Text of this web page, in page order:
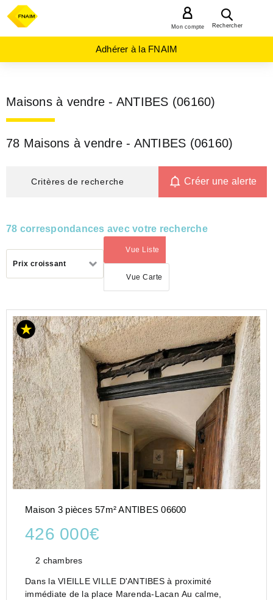
Rechercher
Mon compte
Adhérer à la FNAIM
Maisons à vendre - ANTIBES (06160)
78 Maisons à vendre - ANTIBES (06160)
Critères de recherche Créer une alerte
78 correspondances avec votre recherche
Prix croissant
Vue Liste
(activé)
Vue Carte
ACHAT
MAISON
PROVENCE-
ALPES-
COTE-D-
AZUR
ALPES-
MARITIMES
(06)
ANTIBES
(06160)
Maison 3 pièces 57m² ANTIBES 06600
426 000€
2 chambres
Dans la VIEILLE VILLE D'ANTIBES à proximité
immédiate de la place Marenda-Lacan Au calme,